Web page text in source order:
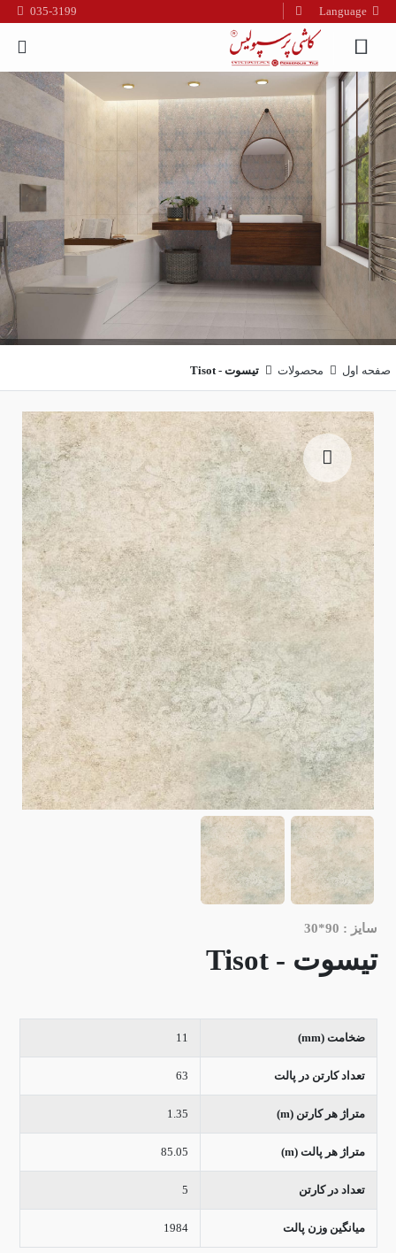
Language
فارسی
العربیه
035-3199
صفحه اول محصولات تیسوت - Tisot
سایز : 90*30
تیسوت - Tisot
ضخامت (mm) 11
تعداد کارتن در پالت 63
متراژ هر کارتن (m) 1.35
متراژ هر پالت (m) 85.05
تعداد در کارتن 5
میانگین وزن پالت 1984